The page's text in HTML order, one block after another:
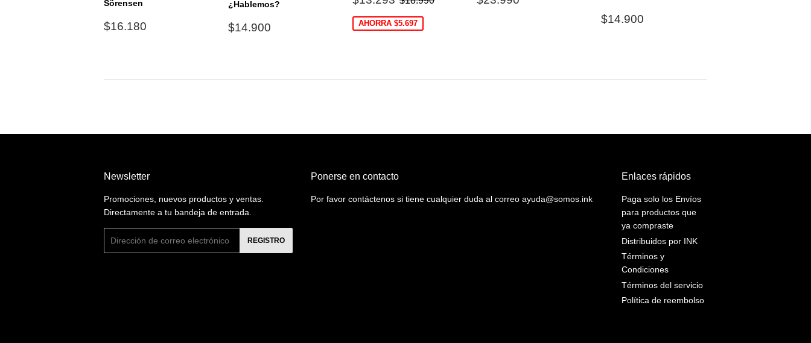
Sörensen
Precio
$16.180
¿Hablemos?
Precio
$14.900
oferta
AHORRA $5.697
Precio
$14.900
Newsletter
Promociones, nuevos productos y ventas.
Directamente a tu bandeja de entrada.
REGISTRO
Ponerse en contacto
Por favor contáctenos si tiene cualquier duda al correo ayuda@somos.ink
Enlaces rápidos
Paga solo los Envíos
para productos que
ya compraste
Distribuidos por INK
Términos y
Condiciones
Términos del servicio
Política de reembolso